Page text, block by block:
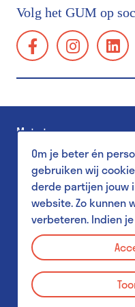
Om je beter én
gebruiken wij
derde partijen jouw
website. Zo kunnen
verbeteren. Indien
Groepsbezoek
Schoolbezoek
Museum Shop
Salon
Pers
Aanbod voor scholen
MuST - Museum Student
Aanbod voor
GUM & Plantentuin
Volg het GUM op
facebook:
https://
instagram:
https://
Met steun van
Privacy Policy
Disclaimer
Cookies